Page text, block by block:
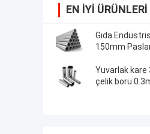
EN IYI ÜRÜNLERI
Gıda
150mm
Yuvarlak kare
çelik boru